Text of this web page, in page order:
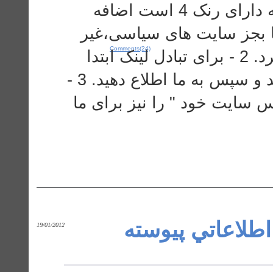
DownloadPaper.Paak-mech.com که دارای رنک 4 است اضافه
همه سایتها بجز سایت های سیاسی،غیر
اخلاقی و شرکت های هرمی قرار میگیرد. 2 - برای تبادل لینک ابتدا
شما لینک ما را در سایت خود قرار دهید و سپس به ما اطلاع دهید. 3 -
سایت خود " را نیز برای ما
Comments(24)
پيوسته 19/01/2012